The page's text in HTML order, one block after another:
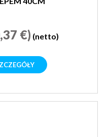
€) (netto)